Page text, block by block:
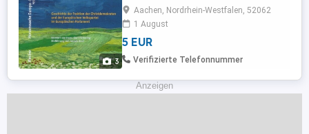
3
Christdemokraten und der Europäischen
Volkspartei im Europäischen Parlament.
Originaltitel : Voyage au coeur de l Europe,
1953-2009, histoire du Groupe Démocrate-
Chrétien et du Parti Populaire Européen au
Aachen, Nordrhein-Westfalen, 52062
1 August
5 EUR
Verifizierte Telefonnummer
Anzeigen